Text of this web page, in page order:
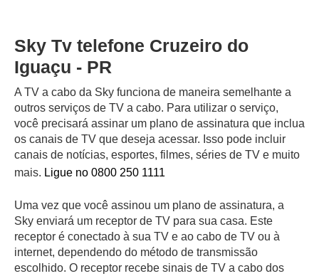
Sky Tv telefone Cruzeiro do
Iguaçu - PR
A TV a cabo da Sky funciona de maneira semelhante a
outros serviços de TV a cabo. Para utilizar o serviço,
você precisará assinar um plano de assinatura que inclua
os canais de TV que deseja acessar. Isso pode incluir
canais de notícias, esportes, filmes, séries de TV e muito
mais. Ligue no 0800 250 1111
Uma vez que você assinou um plano de assinatura, a
Sky enviará um receptor de TV para sua casa. Este
receptor é conectado à sua TV e ao cabo de TV ou à
internet, dependendo do método de transmissão
escolhido. O receptor recebe sinais de TV a cabo dos